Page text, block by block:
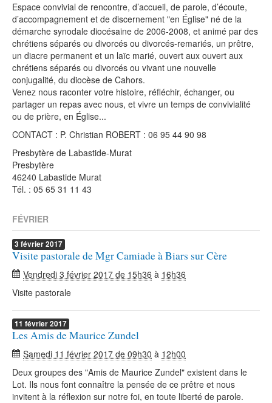
Espace convivial de rencontre, d’accueil, de parole, d’écoute,
d’accompagnement et de discernement "en Église" né de la
démarche synodale diocésaine de 2006-2008, et animé par des
chrétiens séparés ou divorcés ou divorcés-remariés, un prêtre,
un diacre permanent et un laïc marié, ouvert aux ouvert aux
chrétiens séparés ou divorcés ou vivant une nouvelle
conjugalité, du diocèse de Cahors.
Venez nous raconter votre histoire, réfléchir, échanger, ou
partager un repas avec nous, et vivre un temps de convivialité
ou de prière, en Église...
CONTACT : P. Christian ROBERT : 06 95 44 90 98
Presbytère de Labastide-Murat
Presbytère
46240 Labastide Murat
Tél. : 05 65 31 11 43
FÉVRIER
3 février2017
Visite pastorale de Mgr Camiade à Biars sur Cère
Vendredi 3 février 2017 de 15h36 à 16h36
Visite pastorale
11 février2017
Les Amis de Maurice Zundel
Samedi 11 février 2017 de 09h30 à 12h00
Deux groupes des "Amis de Maurice Zundel" existent dans le
Lot. Ils nous font connaître la pensée de ce prêtre et nous
invitent à la réflexion sur notre foi, en toute liberté de parole.